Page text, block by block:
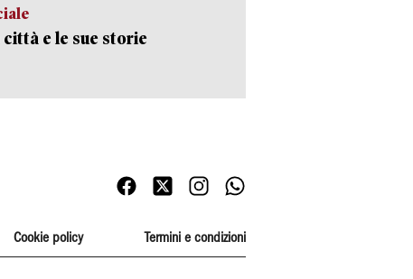
città e le sue storie
Cookie policy Termini e condizioni